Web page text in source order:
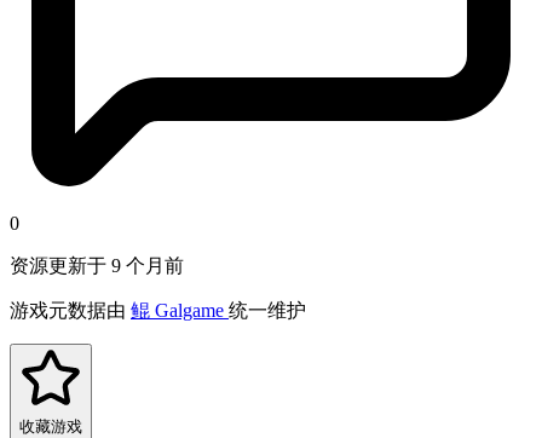
0
资源更新于 9 个月前
游戏元数据由 鲲 Galgame 统一维护
收藏游戏